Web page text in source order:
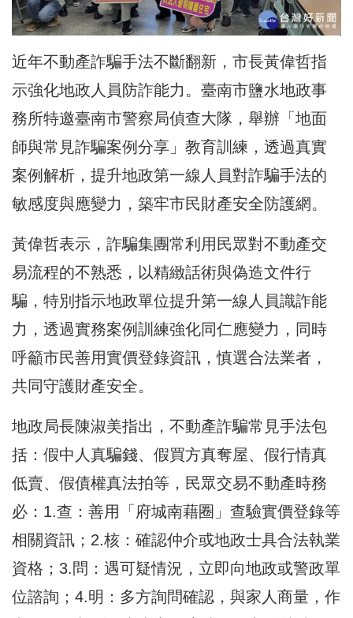
近年不動產詐騙手法不斷翻新，市長黃偉哲指
示強化地政人員防詐能力。臺南市鹽水地政事
務所特邀臺南市警察局偵查大隊，舉辦「地面
師與常見詐騙案例分享」教育訓練，透過真實
案例解析，提升地政第一線人員對詐騙手法的
敏感度與應變力，築牢市民財產安全防護網。
黃偉哲表示，詐騙集團常利用民眾對不動產交
易流程的不熟悉，以精緻話術與偽造文件行
騙，特別指示地政單位提升第一線人員識詐能
力，透過實務案例訓練強化同仁應變力，同時
呼籲市民善用實價登錄資訊，慎選合法業者，
共同守護財產安全。
地政局長陳淑美指出，不動產詐騙常見手法包
括：假中人真騙錢、假買方真奪屋、假行情真
低賣、假債權真法拍等，民眾交易不動產時務
必：1.查：善用「府城南藉圈」查驗實價登錄等
相關資訊；2.核：確認仲介或地政士具合法執業
資格；3.問：遇可疑情況，立即向地政或警政單
位諮詢；4.明：多方詢問確認，與家人商量，作